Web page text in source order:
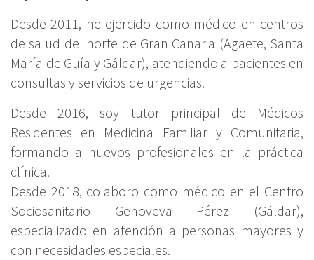
Desde 2011, he ejercido como médico en centros
de salud del norte de Gran Canaria (Agaete, Santa
María de Guía y Gáldar), atendiendo a pacientes en
consultas y servicios de urgencias.
Desde 2016, soy tutor principal de Médicos
Residentes en Medicina Familiar y Comunitaria,
formando a nuevos profesionales en la práctica
clínica.
Desde 2018, colaboro como médico en el Centro
Sociosanitario Genoveva Pérez (Gáldar),
especializado en atención a personas mayores y
con necesidades especiales.